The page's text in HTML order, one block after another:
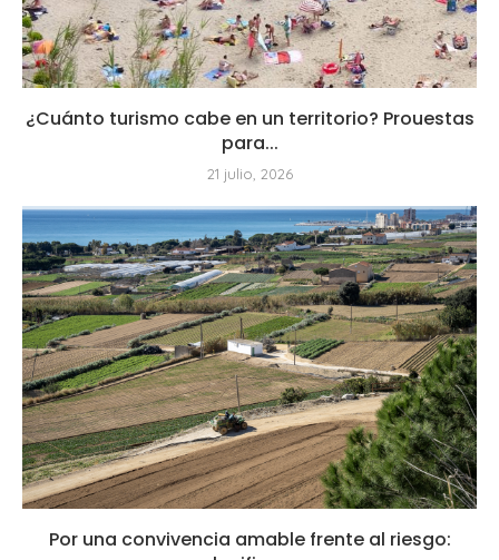
¿Cuánto turismo cabe en un territorio? Prouestas
para...
21 julio, 2026
Por una convivencia amable frente al riesgo: